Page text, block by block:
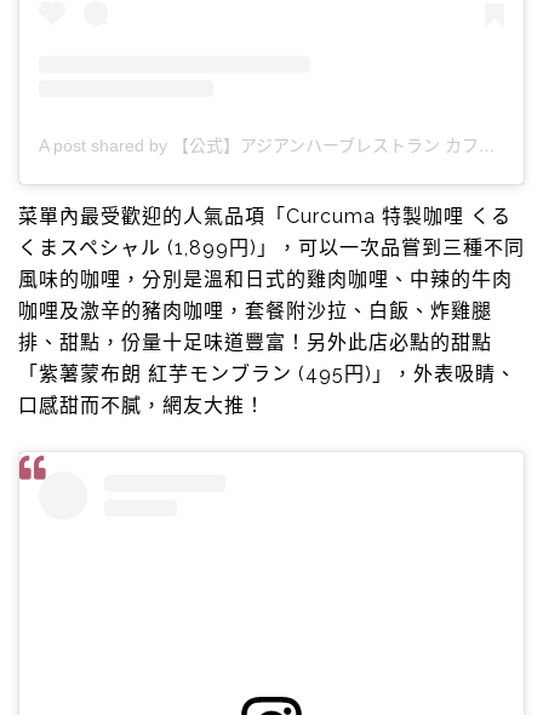
A post shared by 【公式】アジアンハーブレストラン カフェくるくま (@cafe_curcuma)
菜單內最受歡迎的人氣品項「Curcuma 特製咖哩 くる
くまスペシャル (1,899円)」，可以一次品嘗到三種不同
風味的咖哩，分別是溫和日式的雞肉咖哩、中辣的牛肉
咖哩及激辛的豬肉咖哩，套餐附沙拉、白飯、炸雞腿
排、甜點，份量十足味道豐富！另外此店必點的甜點
「紫薯蒙布朗 紅芋モンブラン (495円)」，外表吸睛、
口感甜而不膩，網友大推！